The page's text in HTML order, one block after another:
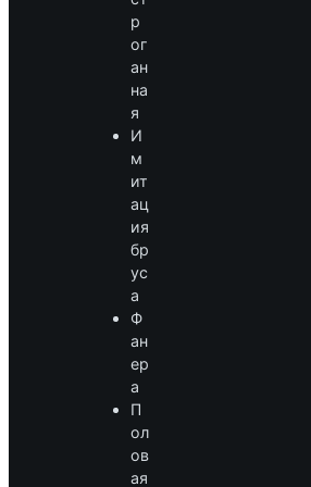
р
ог
ан
на
я
И
м
ит
ац
ия
бр
ус
а
Ф
ан
ер
а
П
ол
ов
ая